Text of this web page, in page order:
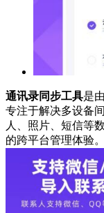
通讯录同步工具是
专注于解决多设备
人、照片、短信等
的跨平台管理体验。